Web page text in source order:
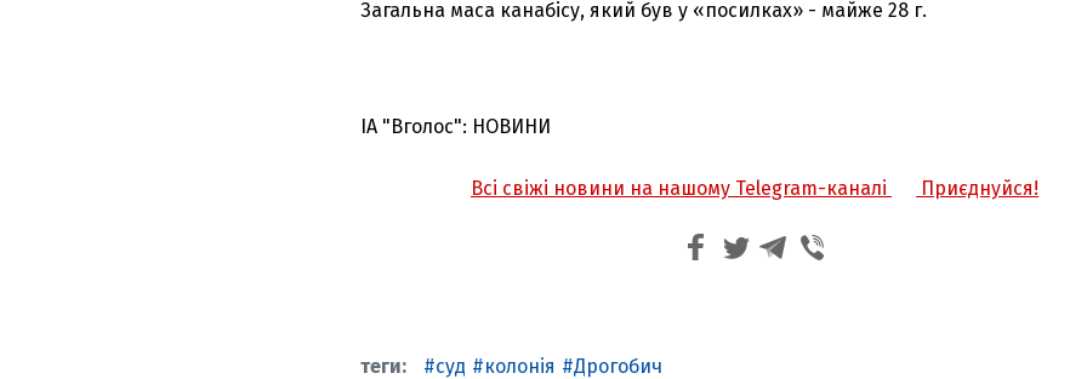
Загальна маса канабісу, який був у «посилках» - майже 28 г.
ІА "Вголос": НОВИНИ
Всі свіжі новини на нашому Telegram-каналі Приєднуйся!
суд колонія Дрогобич